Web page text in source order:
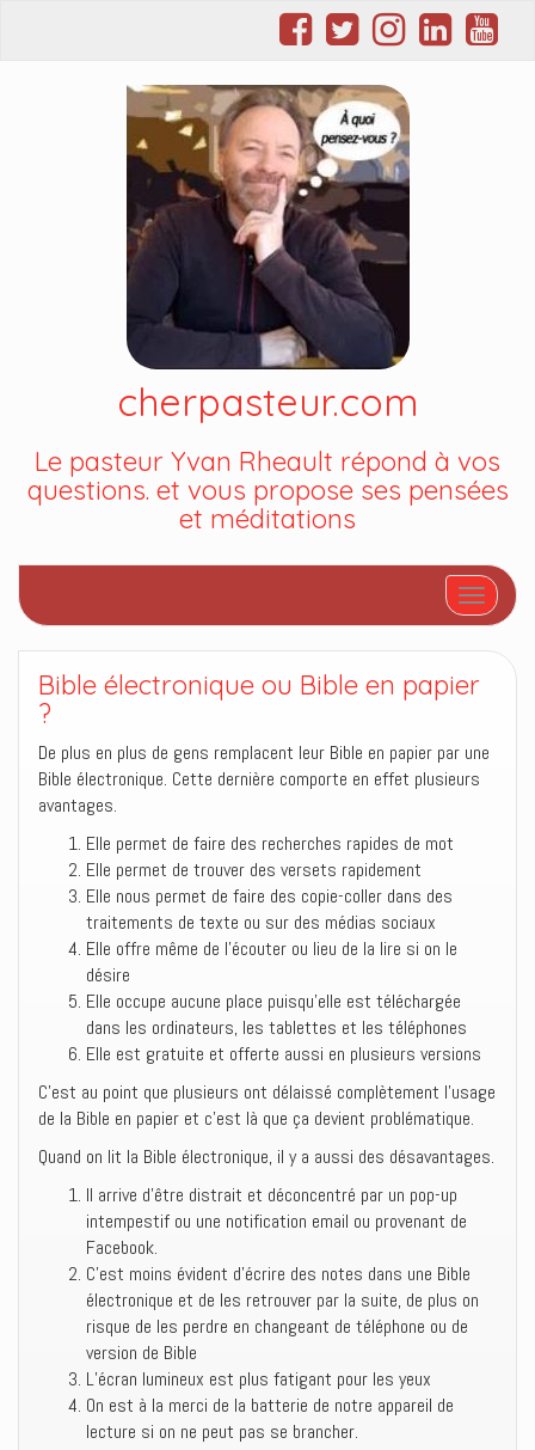
cherpasteur.com
Le pasteur Yvan Rheault répond à vos
questions. et vous propose ses pensées
et méditations
Afficher/
Bible électronique ou Bible en papier
?
De plus en plus de gens remplacent leur Bible en papier par une
Bible électronique. Cette dernière comporte en effet plusieurs
avantages.
Elle permet de faire des recherches rapides de mot
Elle permet de trouver des versets rapidement
Elle nous permet de faire des copie-coller dans des
traitements de texte ou sur des médias sociaux
Elle offre même de l’écouter ou lieu de la lire si on le
désire
Elle occupe aucune place puisqu’elle est téléchargée
dans les ordinateurs, les tablettes et les téléphones
Elle est gratuite et offerte aussi en plusieurs versions
C’est au point que plusieurs ont délaissé complètement l’usage
de la Bible en papier et c’est là que ça devient problématique.
Quand on lit la Bible électronique, il y a aussi des désavantages.
Il arrive d’être distrait et déconcentré par un pop-up
intempestif ou une notification email ou provenant de
Facebook.
C’est moins évident d’écrire des notes dans une Bible
électronique et de les retrouver par la suite, de plus on
risque de les perdre en changeant de téléphone ou de
version de Bible
L’écran lumineux est plus fatigant pour les yeux
On est à la merci de la batterie de notre appareil de
lecture si on ne peut pas se brancher.